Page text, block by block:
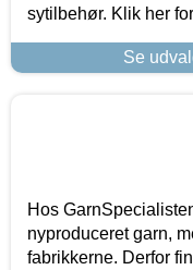
sytilbehør. Klik her
Se
Hos
nyproduceret garn,
fabrikkerne. Derfor